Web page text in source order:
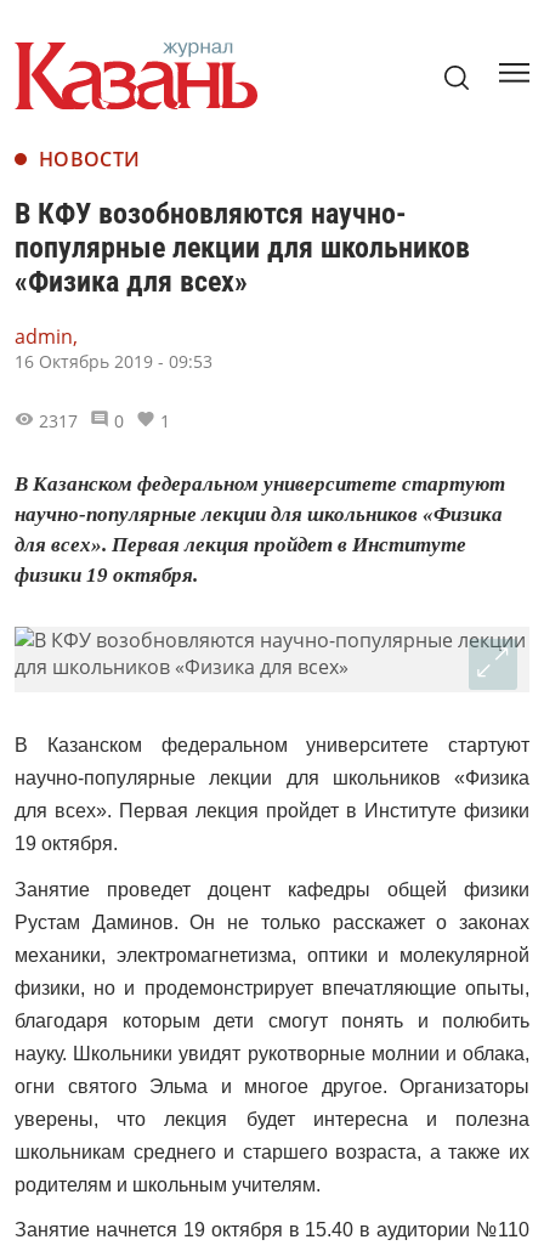
НОВОСТИ
В КФУ возобновляются научно-
популярные лекции для школьников
«Физика для всех»
admin,
16 Октябрь 2019 - 09:53
2317 0 1
В Казанском федеральном университете стартуют
научно-популярные лекции для школьников «Физика
для всех». Первая лекция пройдет в Институте
физики 19 октября.
В Казанском федеральном университете стартуют
научно-популярные лекции для школьников «Физика
для всех». Первая лекция пройдет в Институте физики
19 октября.
Занятие проведет доцент кафедры общей физики
Рустам Даминов. Он не только расскажет о законах
механики, электромагнетизма, оптики и молекулярной
физики, но и продемонстрирует впечатляющие опыты,
благодаря которым дети смогут понять и полюбить
науку. Школьники увидят рукотворные молнии и облака,
огни святого Эльма и многое другое. Организаторы
уверены, что лекция будет интересна и полезна
школьникам среднего и старшего возраста, а также их
родителям и школьным учителям.
Занятие начнется 19 октября в 15.40 в аудитории №110